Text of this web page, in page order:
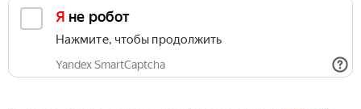
Я не робот
Нажмите, чтобы продолжить
Yandex SmartCaptcha